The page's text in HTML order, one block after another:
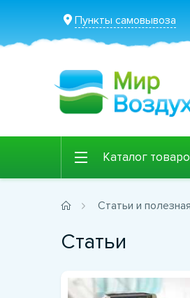
Пункты самовывоза
Каталог
Статьи и
Статьи